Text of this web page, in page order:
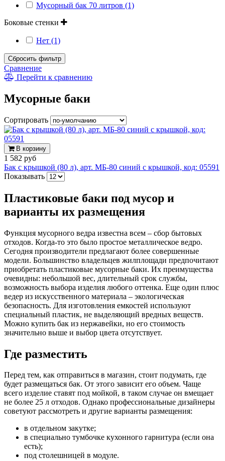
Мусорный бак 70 литров (1)
Боковые стенки
Нет (1)
Сбросить фильтр
Сравнение
Перейти к сравнению
Мусорные баки
Сортировать
В корзину
1 582 руб
Бак с крышкой (80 л), арт. МБ-80 синий с крышкой, код: 05591
Показывать
Пластиковые баки под мусор и
варианты их размещения
Функция мусорного ведра известна всем – сбор бытовых
отходов. Когда-то это было простое металлическое ведро.
Сегодня производители предлагают более совершенные
модели. Большинство владельцев жилплощади предпочитают
приобретать пластиковые мусорные баки. Их преимущества
очевидны: небольшой вес, длительный срок службы,
возможность выбора изделия любого оттенка. Еще один плюс
ведер из искусственного материала – экологическая
безопасность. Для изготовления емкостей используют
специальный пластик, не выделяющий вредных веществ.
Можно купить бак из нержавейки, но его стоимость
значительно выше и выбор цвета отсутствует.
Где разместить
Перед тем, как отправиться в магазин, стоит подумать, где
будет размещаться бак. От этого зависит его объем. Чаще
всего изделие ставят под мойкой, в таком случае он вмещает
не более 25 л отходов. Однако профессиональные дизайнеры
советуют рассмотреть и другие варианты размещения:
в отдельном закутке;
в специально тумбочке кухонного гарнитура (если она
есть);
под столешницей в модуле.